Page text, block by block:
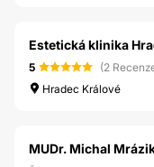
Estetická klinika
5 (2
Hradec Králové
MUDr. Michal